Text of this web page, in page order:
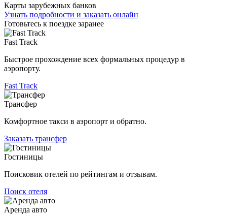
Карты зарубежных банков
Узнать подробности и заказать онлайн
Готовьтесь к поездке заранее
Fast Track
Быстрое прохождение всех формальных процедур в
аэропорту.
Fast Track
Трансфер
Комфортное такси в аэропорт и обратно.
Заказать трансфер
Гостиницы
Поисковик отелей по рейтингам и отзывам.
Поиск отеля
Аренда авто